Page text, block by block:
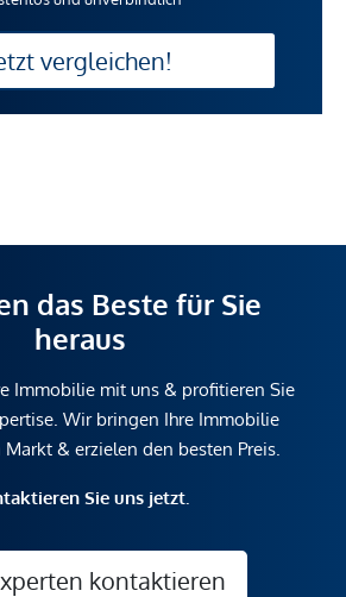
vergleichen!
das Beste für Sie
heraus
Immobilie mit uns & profitieren Sie
Wir bringen Ihre Immobilie
& erzielen den besten Preis.
Sie uns jetzt.
kontaktieren